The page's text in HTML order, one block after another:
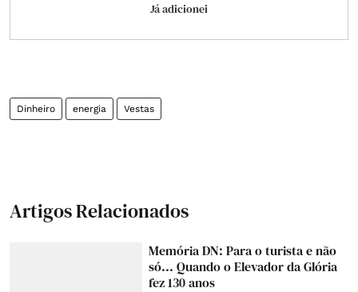
Já adicionei
Dinheiro energia Vestas
Artigos Relacionados
Memória DN: Para o turista e não
só... Quando o Elevador da Glória
fez 130 anos